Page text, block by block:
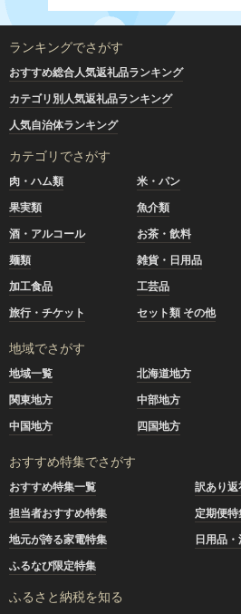
ランキングでさがす
おすすめ総合人気返礼品ランキング
カテゴリ別人気返礼品ランキング
人気自治体ランキング
カテゴリでさがす
肉・ハム類 米・パン
果実類
魚介類
酒・アルコール
お茶・飲料
麺類
雑貨・日用品
加工食品
工芸品
旅行・チケット
セット類 その他
地域でさがす
地域一覧 北海道地方
関東地方
中部地方
中国地方
四国地方
おすすめ特集でさがす
おすすめ特集一覧
訳あり
担当者おすすめ特集
定期便特
地元が誇る家電特集
日用品
ふるなび限定特集
ふるさと納税を知る